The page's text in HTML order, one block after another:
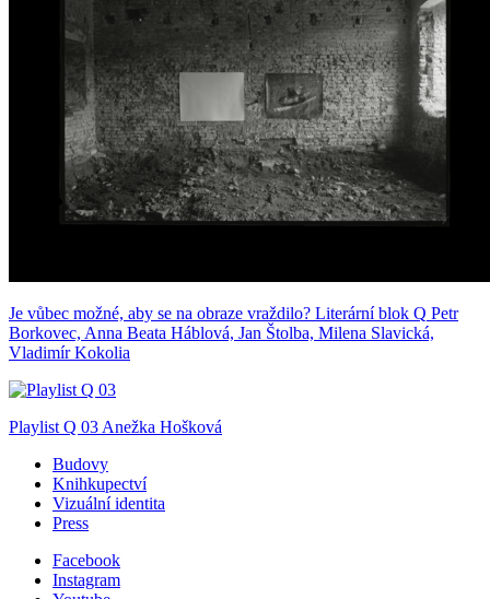
Je vůbec možné, aby se na obraze vraždilo? Literární blok Q Petr
Borkovec, Anna Beata Háblová, Jan Štolba, Milena Slavická,
Vladimír Kokolia
Playlist Q 03 Anežka Hošková
Budovy
Knihkupectví
Vizuální identita
Press
Facebook
Instagram